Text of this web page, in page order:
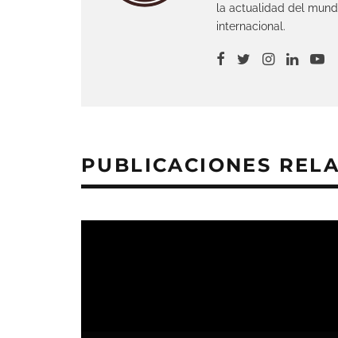
la actualidad del
internacional.
PUBLICACIONES